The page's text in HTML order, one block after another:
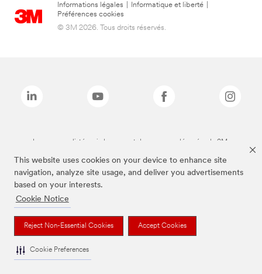
This website uses cookies on your device to enhance site
navigation, analyze site usage, and deliver you advertisements
based on your interests.
Cookie Notice
Reject Non-Essential Cookies Accept Cookies
Cookie Preferences
Informations légales Informatique et liberté
Préférences cookies
© 3M 2026. Tous droits réservés.
Les marques listées ci-dessus sont des marques déposées de 3M.